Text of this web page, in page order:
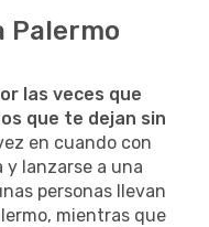
Palermo
las veces que
que te dejan sin
en cuando con
y lanzarse a una
personas llevan
mientras que